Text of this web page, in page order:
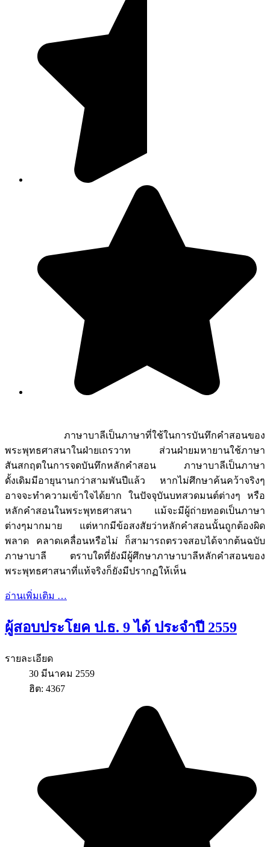
ภาษาบาลีเป็นภาษาที่ใช้ในการบันทึกคำสอนของ
พระพุทธศาสนาในฝ่ายเถรวาท ส่วนฝ่ายมหายานใช้ภาษา
สันสกฤตในการจดบันทึกหลักคำสอน ภาษาบาลีเป็นภาษา
ดั้งเดิมมีอายุนานกว่าสามพันปีแล้ว หากไม่ศึกษาค้นคว้าจริงๆ
อาจจะทำความเข้าใจได้ยาก ในปัจจุบันบทสวดมนต์ต่างๆ หรือ
หลักคำสอนในพระพุทธศาสนา แม้จะมีผู้ถ่ายทอดเป็นภาษา
ต่างๆมากมาย แต่หากมีข้อสงสัยว่าหลักคำสอนนั้นถูกต้องผิด
พลาด คลาดเคลื่อนหรือไม่ ก็สามารถตรวจสอบได้จากต้นฉบับ
ภาษาบาลี ตราบใดที่ยังมีผู้ศึกษาภาษาบาลีหลักคำสอนของ
พระพุทธศาสนาที่แท้จริงก็ยังมีปรากฏให้เห็น
อ่านเพิ่มเติม …
ผู้สอบประโยค ป.ธ. 9 ได้ ประจำปี 2559
รายละเอียด
30 มีนาคม 2559
ฮิต: 4367